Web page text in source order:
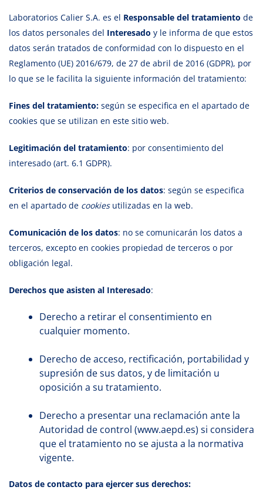
Laboratorios Calier S.A. es el Responsable del tratamiento de
los datos personales del Interesado y le informa de que estos
datos serán tratados de conformidad con lo dispuesto en el
Reglamento (UE) 2016/679, de 27 de abril de 2016 (GDPR), por
lo que se le facilita la siguiente información del tratamiento:
Fines del tratamiento: según se especifica en el apartado de
cookies que se utilizan en este sitio web.
Legitimación del tratamiento: por consentimiento del
interesado (art. 6.1 GDPR).
Criterios de conservación de los datos: según se especifica
en el apartado de cookies utilizadas en la web.
Comunicación de los datos: no se comunicarán los datos a
terceros, excepto en cookies propiedad de terceros o por
obligación legal.
Derechos que asisten al Interesado:
Derecho a retirar el consentimiento en
cualquier momento.
Derecho de acceso, rectificación, portabilidad y
supresión de sus datos, y de limitación u
oposición a su tratamiento.
Derecho a presentar una reclamación ante la
Autoridad de control (www.aepd.es) si considera
que el tratamiento no se ajusta a la normativa
vigente.
Datos de contacto para ejercer sus derechos: